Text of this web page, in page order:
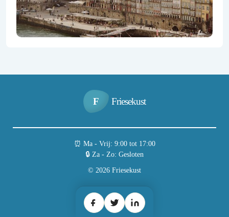
F Friesekust
⏰︎ Ma - Vrij: 9:00 tot 17:00
🔒︎ Za - Zo: Gesloten
© 2026 Friesekust